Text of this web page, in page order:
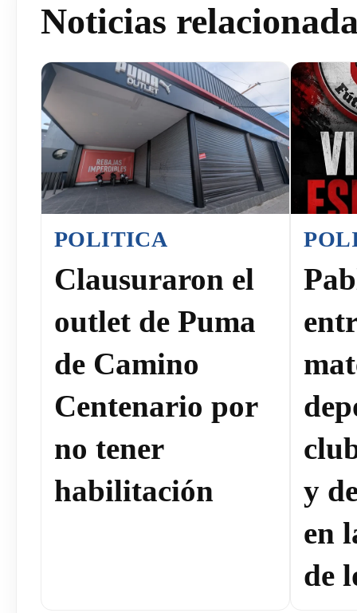
Noticias
POLITICA
Clausuraron el
outlet de Puma
de Camino
Centenario por
no tener
habilitación
y
en
de